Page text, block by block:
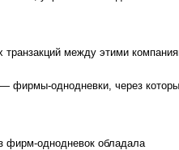
транзакций между этими
— фирмы-однодневки, через
фирм-однодневок обладала